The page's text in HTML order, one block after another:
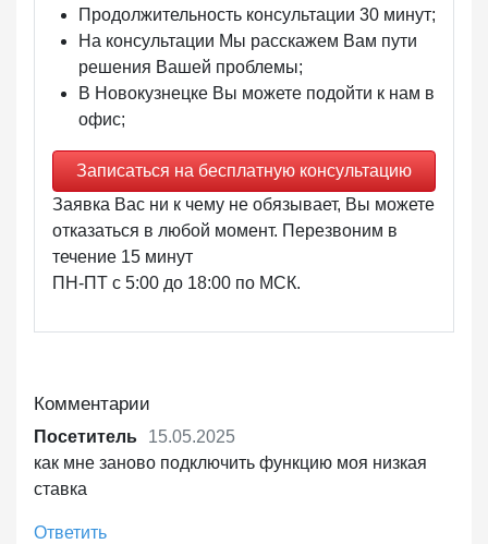
Продолжительность консультации 30 минут;
На консультации Мы расскажем Вам пути
решения Вашей проблемы;
В Новокузнецке Вы можете подойти к нам в
офис;
Записаться на бесплатную консультацию
Заявка Вас ни к чему не обязывает, Вы можете
отказаться в любой момент. Перезвоним в
течение 15 минут
ПН-ПТ с 5:00 до 18:00 по МСК.
Комментарии
Посетитель
15.05.2025
как мне заново подключить функцию моя низкая
ставка
Ответить